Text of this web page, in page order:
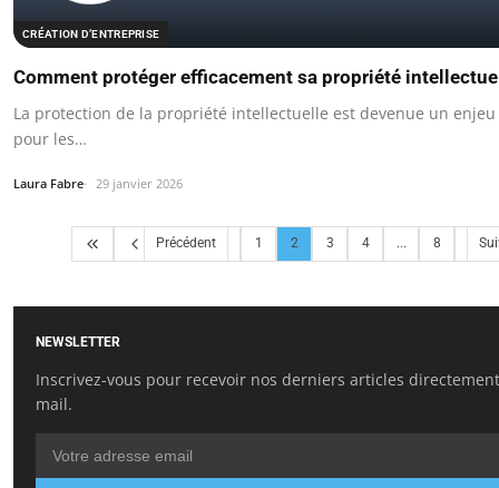
CRÉATION D’ENTREPRISE
Comment protéger efficacement sa propriété
La protection de la propriété intellectuelle est devenue un
pour les…
Laura Fabre 29 janvier 2026
Précédent 1 2 3 4 ... 8
NEWSLETTER
Inscrivez-vous pour recevoir nos derniers articles
mail.